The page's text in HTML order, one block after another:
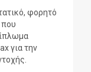
φορητό
που
για την